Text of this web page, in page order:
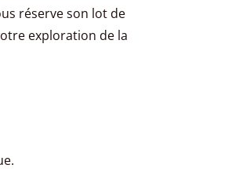
réserve son lot de
exploration de la